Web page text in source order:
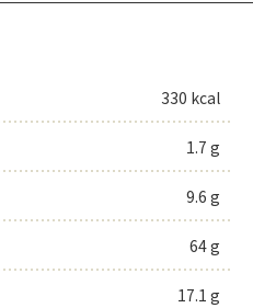
330 kcal
1.7 g
9.6 g
64 g
17.1 g